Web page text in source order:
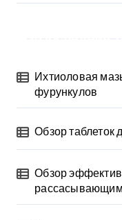
Ихтиоловая
фурункулов
Обзор таблеток
Обзор